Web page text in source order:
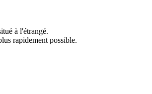
à l'étrangé.
rapidement possible.